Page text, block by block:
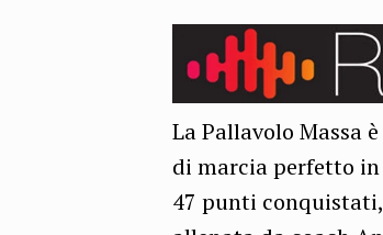
La Pallavolo Massa
di marcia perfetto
47 punti conquistati,